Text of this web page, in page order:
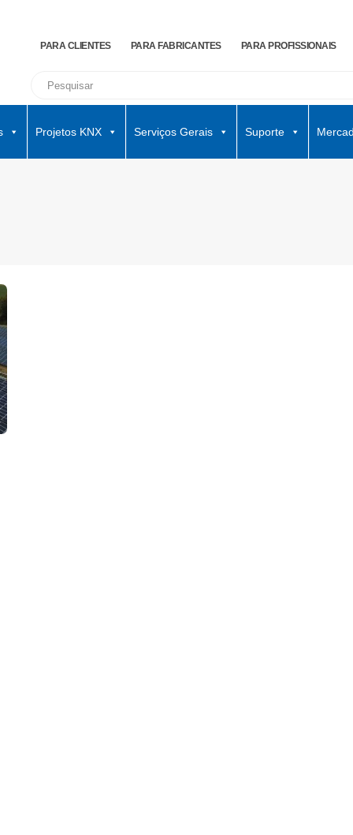
PARA CLIENTES PARA FABRICANTES PARA PROFISSIONAIS
Projetos KNX Serviços Gerais Suporte